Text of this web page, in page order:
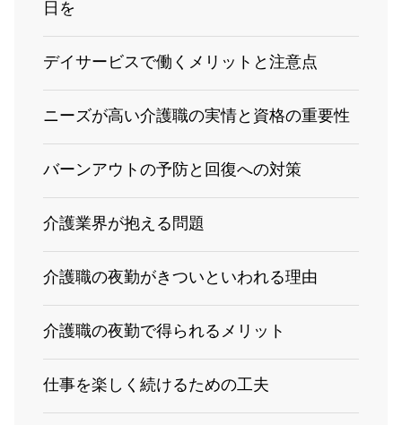
日を
デイサービスで働くメリットと注意点
ニーズが高い介護職の実情と資格の重要性
バーンアウトの予防と回復への対策
介護業界が抱える問題
介護職の夜勤がきついといわれる理由
介護職の夜勤で得られるメリット
仕事を楽しく続けるための工夫